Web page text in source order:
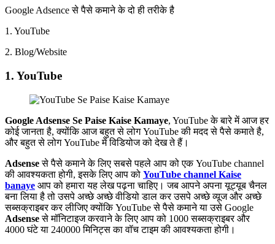
Google Adsence से पैसे कमाने के दो ही तरीके है
1. YouTube
2. Blog/Website
1. YouTube
Google Adsense Se Paise Kaise Kamaye, YouTube के बारे में आज हर
कोई जानता है, क्योंकि आज बहुत से लोग YouTube की मदद से पैसे कमाते है,
और बहुत से लोग YouTube में विडियोज को देख ते हैं।
Adsenseसे पैसे कमाने के लिए सबसे पहले आप को एक YouTube channel
की आवश्यकता होगी, इसके लिए आप को YouTube channel Kaise
banaye आप को हमारा यह लेख पढ़ना चाहिए। जब आपने अपना यूट्यूब चैनल
बना लिया है तो उसपे अच्छे अच्छे वीडियो डाल कर उसपे अच्छे व्यूज और अच्छे
सब्सक्राइबर कर लीजिए क्योंकि YouTube से पैसे कमाने या उसे Google
Adsenseसे मॉनिटाइज करवाने के लिए आप को 1000 सब्सक्राइबर और
4000 घंटे या 240000 मिनिट्स का वॉच टाइम की आवश्यकता होगी।